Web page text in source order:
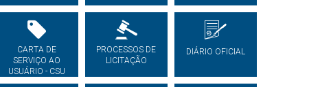
CARTA DE
SERVIÇO AO
USUÁRIO - CSU
PROCESSOS DE
LICITAÇÃO
DIÁRIO OFICIAL